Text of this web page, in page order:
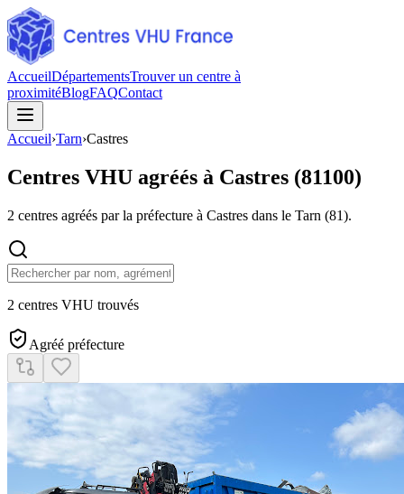
AccueilDépartementsTrouver un centre à
proximitéBlogFAQContact
Accueil›Tarn›Castres
Centres VHU agréés à Castres (81100)
2 centres agréés par la préfecture à Castres dans le Tarn (81).
2 centres VHU trouvés
Agréé préfecture